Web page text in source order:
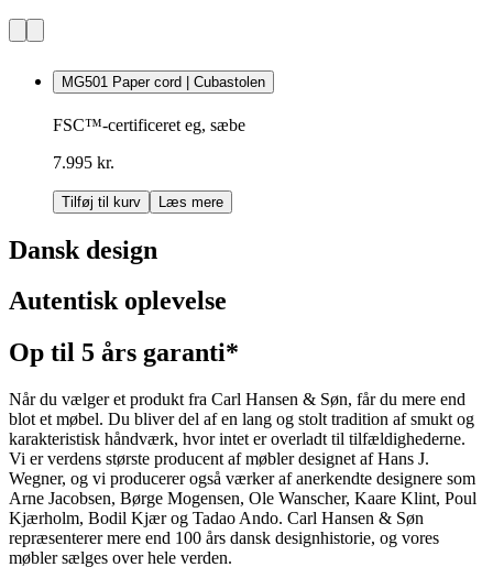
MG501 Paper cord | Cubastolen
FSC™-certificeret eg, sæbe
7.995 kr.
Tilføj til kurv Læs mere
Dansk design
Autentisk oplevelse
Op til 5 års garanti*
Når du vælger et produkt fra Carl Hansen & Søn, får du mere end
blot et møbel. Du bliver del af en lang og stolt tradition af smukt og
karakteristisk håndværk, hvor intet er overladt til tilfældighederne.
Vi er verdens største producent af møbler designet af Hans J.
Wegner, og vi producerer også værker af anerkendte designere som
Arne Jacobsen, Børge Mogensen, Ole Wanscher, Kaare Klint, Poul
Kjærholm, Bodil Kjær og Tadao Ando. Carl Hansen & Søn
repræsenterer mere end 100 års dansk designhistorie, og vores
møbler sælges over hele verden.